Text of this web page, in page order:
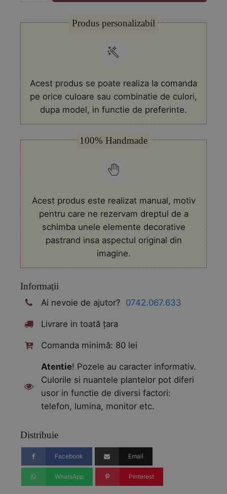
pentru
fetita
cu
bumbac
alb
si
accente
rosii
Produs personalizabil
Acest produs se poate realiza la comanda
pe orice culoare sau combinatie de culori,
dupa model, in functie de preferinte.
100% Handmade
Acest produs este realizat manual, motiv
pentru care ne rezervam dreptul de a
schimba unele elemente decorative
pastrand insa aspectul original din
imagine.
Informații
Ai nevoie de ajutor? 0742.067.633
Livrare in toată țara
Comanda minimă: 80 lei
Atentie! Pozele au caracter informativ.
Culorile si nuantele plantelor pot diferi
usor in functie de diversi factori:
telefon, lumina, monitor etc.
Distribuie
Facebook Email
WhatsApp Pinterest